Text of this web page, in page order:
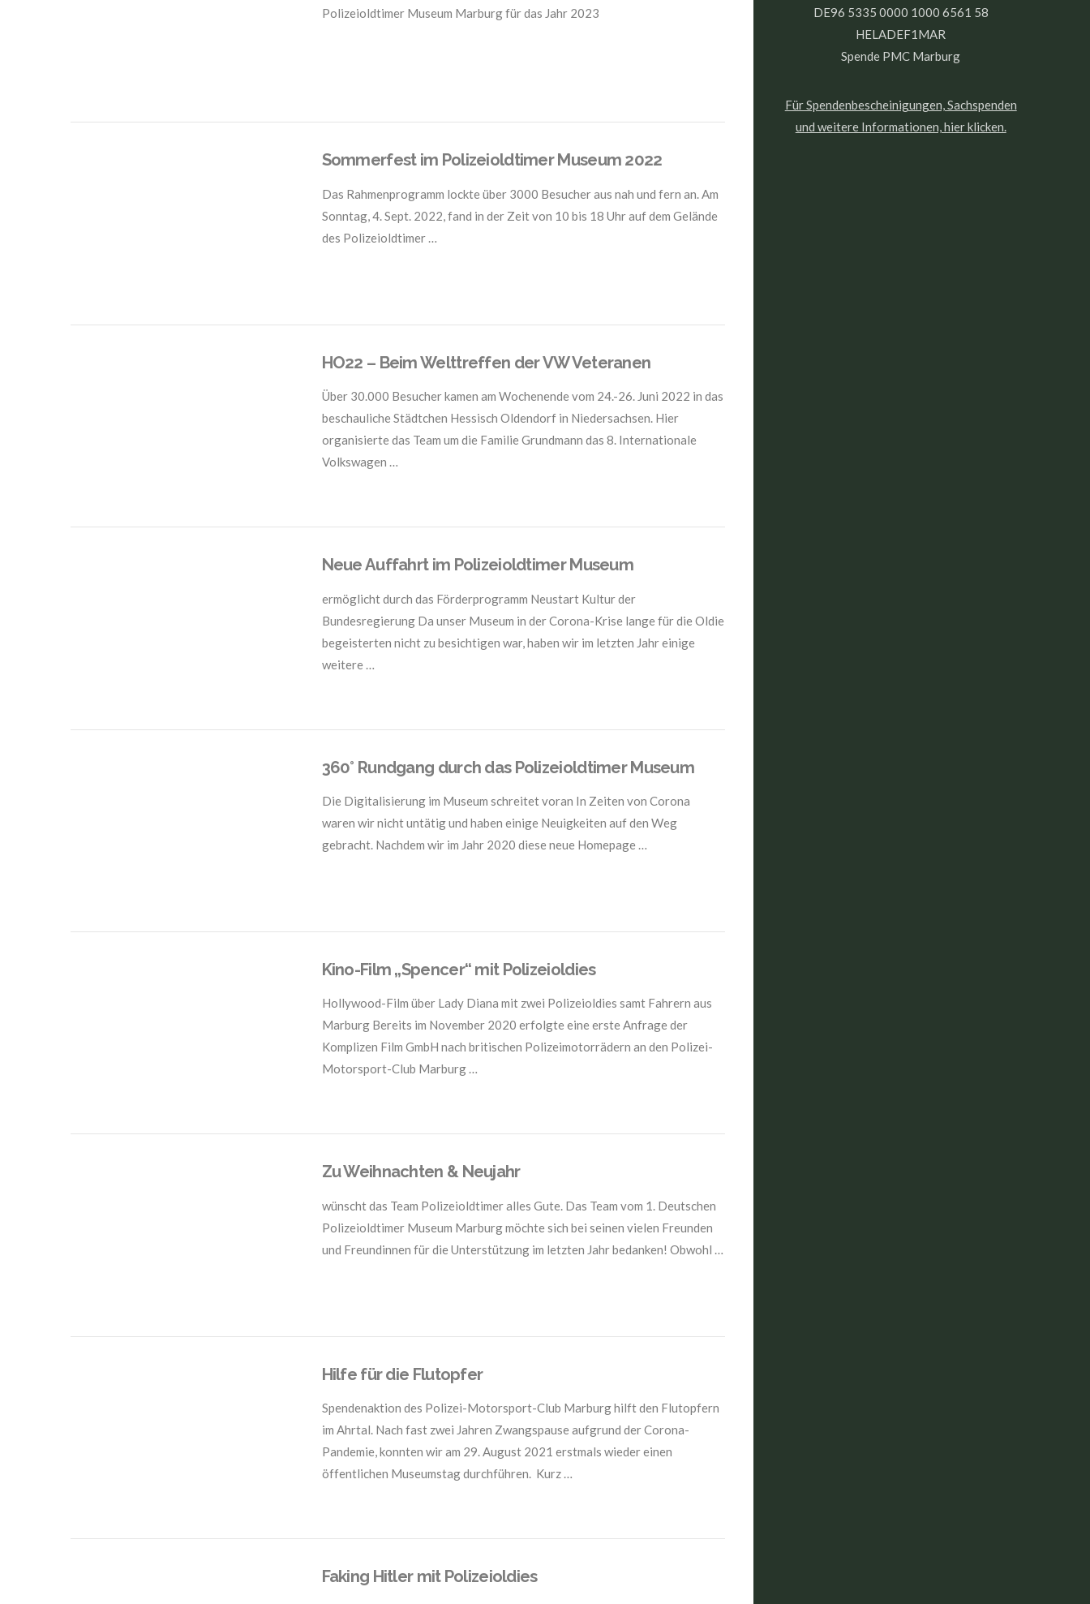
Polizeioldtimer Museum Marburg für das Jahr 2023
Sommerfest im Polizeioldtimer Museum 2022
Das Rahmenprogramm lockte über 3000 Besucher aus nah und fern an. Am
Sonntag, 4. Sept. 2022, fand in der Zeit von 10 bis 18 Uhr auf dem Gelände
des Polizeioldtimer …
HO22 – Beim Welttreffen der VW Veteranen
Über 30.000 Besucher kamen am Wochenende vom 24.-26. Juni 2022 in das
beschauliche Städtchen Hessisch Oldendorf in Niedersachsen. Hier
organisierte das Team um die Familie Grundmann das 8. Internationale
Volkswagen …
Neue Auffahrt im Polizeioldtimer Museum
ermöglicht durch das Förderprogramm Neustart Kultur der
Bundesregierung Da unser Museum in der Corona-Krise lange für die Oldie
begeisterten nicht zu besichtigen war, haben wir im letzten Jahr einige
weitere …
360° Rundgang durch das Polizeioldtimer Museum
Die Digitalisierung im Museum schreitet voran In Zeiten von Corona
waren wir nicht untätig und haben einige Neuigkeiten auf den Weg
gebracht. Nachdem wir im Jahr 2020 diese neue Homepage …
Kino-Film „Spencer“ mit Polizeioldies
Hollywood-Film über Lady Diana mit zwei Polizeioldies samt Fahrern aus
Marburg Bereits im November 2020 erfolgte eine erste Anfrage der
Komplizen Film GmbH nach britischen Polizeimotorrädern an den Polizei-
Motorsport-Club Marburg …
Zu Weihnachten & Neujahr
wünscht das Team Polizeioldtimer alles Gute. Das Team vom 1. Deutschen
Polizeioldtimer Museum Marburg möchte sich bei seinen vielen Freunden
und Freundinnen für die Unterstützung im letzten Jahr bedanken! Obwohl …
Hilfe für die Flutopfer
Spendenaktion des Polizei-Motorsport-Club Marburg hilft den Flutopfern
im Ahrtal. Nach fast zwei Jahren Zwangspause aufgrund der Corona-
Pandemie, konnten wir am 29. August 2021 erstmals wieder einen
öffentlichen Museumstag durchführen. Kurz …
Faking Hitler mit Polizeioldies
DE96 5335 0000 1000 6561 58
HELADEF1MAR
Spende PMC Marburg
Für Spendenbescheinigungen, Sachspenden
und weitere Informationen, hier klicken.